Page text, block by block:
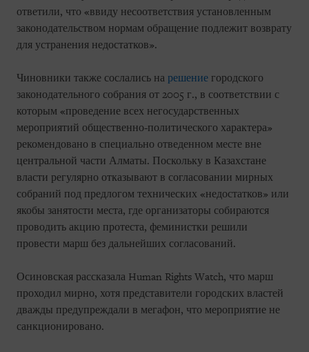
ответили, что «ввиду несоответствия установленным
законодательством нормам обращение подлежит возврату
для устранения недостатков».
Чиновники также сослались на решение городского
законодательного собрания от 2005 г., в соответствии с
которым «проведение всех негосударственных
мероприятий общественно-политического характера»
рекомендовано в специально отведенном месте вне
центральной части Алматы. Поскольку в Казахстане
власти регулярно отказывают в согласовании мирных
собраний под предлогом технических «недостатков» или
якобы занятости места, где организаторы собираются
проводить акцию протеста, феминистки решили
провести марш без дальнейших согласований.
Осиновская рассказала Human Rights Watch, что марш
проходил мирно, хотя представители городских властей
дважды предупреждали в мегафон, что мероприятие не
санкционировано.